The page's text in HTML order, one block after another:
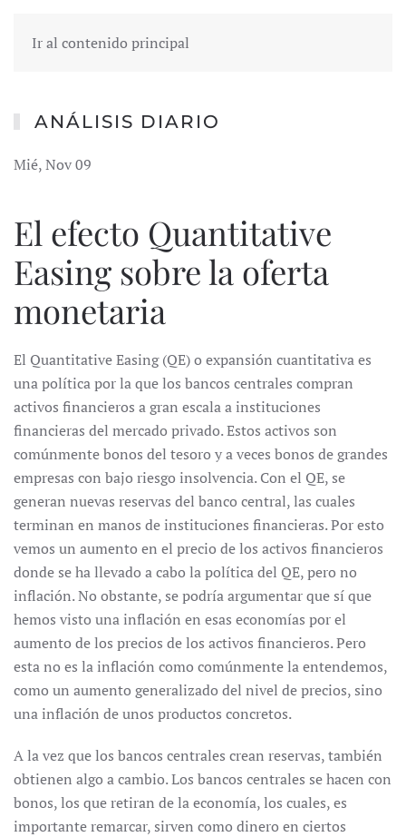
Ir al contenido principal
ANÁLISIS DIARIO
Mié, Nov 09
El efecto Quantitative
Easing sobre la oferta
monetaria
El Quantitative Easing (QE) o expansión cuantitativa es
una política por la que los bancos centrales compran
activos financieros a gran escala a instituciones
financieras del mercado privado. Estos activos son
comúnmente bonos del tesoro y a veces bonos de grandes
empresas con bajo riesgo insolvencia. Con el QE, se
generan nuevas reservas del banco central, las cuales
terminan en manos de instituciones financieras. Por esto
vemos un aumento en el precio de los activos financieros
donde se ha llevado a cabo la política del QE, pero no
inflación. No obstante, se podría argumentar que sí que
hemos visto una inflación en esas economías por el
aumento de los precios de los activos financieros. Pero
esta no es la inflación como comúnmente la entendemos,
como un aumento generalizado del nivel de precios, sino
una inflación de unos productos concretos.
A la vez que los bancos centrales crean reservas, también
obtienen algo a cambio. Los bancos centrales se hacen con
bonos, los que retiran de la economía, los cuales, es
importante remarcar, sirven como dinero en ciertos